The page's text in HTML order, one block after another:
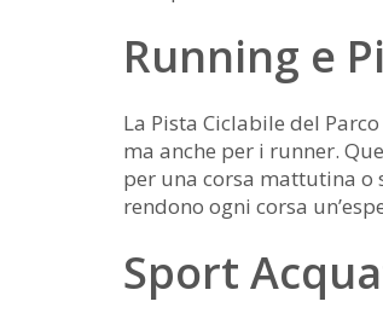
Running e
La Pista Ciclabile del
ma anche per i runner.
per una corsa mattutina o
rendono ogni corsa
Sport